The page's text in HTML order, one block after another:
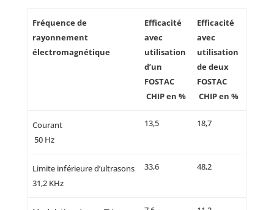
Fréquencede
rayonnement
électromagnétique
Efficacité
avec
utilisation
d’un
FOSTAC
CHIP en %
Efficacité
avec
utilisation
de deux
FOSTAC
CHIP en %
Courant
50 Hz
13,5 18,7
Limite inférieure d’ultrasons
31,2 KHz
33,6 48,2